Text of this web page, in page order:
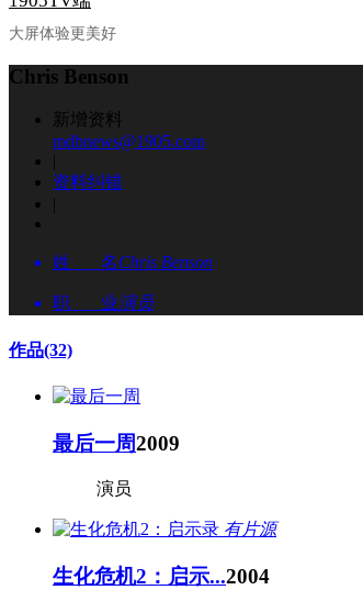
大屏体验更美好
Chris Benson
新增资料
mdbnews@1905.com
|
资料纠错
|
姓 名Chris Benson
职 业演员
作品(32)
最后一周2009
演员
有片源
生化危机2：启示...2004